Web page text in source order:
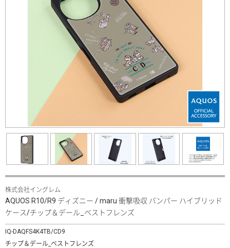
株式会社イングレム
AQUOS R10/R9 ディズニー / maru 衝撃吸収 バンパー ハイブリッド
ケース/チップ＆デール_ベストフレンズ
IQ-DAQFS4K4TB/CD9
チップ＆デール_ベストフレンズ